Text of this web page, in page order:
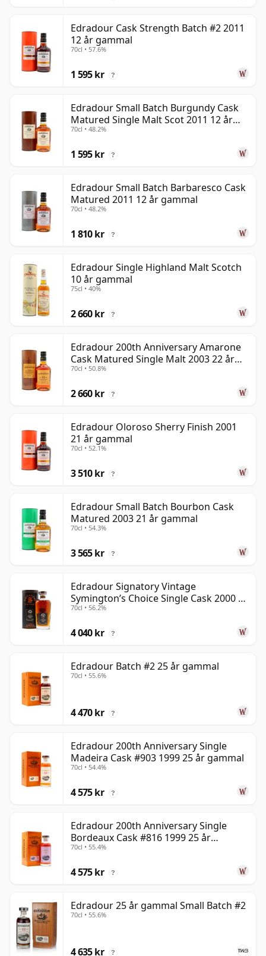
Edradour Cask Strength Batch #2 2011
12 år gammal
70cl • 57.6%
1 595 kr ?
Edradour Small Batch Burgundy Cask
Matured Single Malt Scot 2011 12 år
gammal
70cl • 48.2%
1 595 kr ?
Edradour Small Batch Barbaresco Cask
Matured 2011 12 år gammal
70cl • 48.2%
1 810 kr ?
Edradour Single Highland Malt Scotch
10 år gammal
75cl • 40%
2 660 kr ?
Edradour 200th Anniversary Amarone
Cask Matured Single Malt 2003 22 år
gammal
70cl • 50.8%
2 660 kr ?
Edradour Oloroso Sherry Finish 2001
21 år gammal
70cl • 52.1%
3 510 kr ?
Edradour Small Batch Bourbon Cask
Matured 2003 21 år gammal
70cl • 54.3%
3 565 kr ?
Edradour Signatory Vintage
Symington’s Choice Single Cask 2000 23
år gammal
70cl • 56.2%
4 040 kr ?
Edradour Batch #2 25 år gammal
70cl • 55.6%
4 470 kr ?
Edradour 200th Anniversary Single
Madeira Cask #903 1999 25 år gammal
70cl • 54.4%
4 575 kr ?
Edradour 200th Anniversary Single
Bordeaux Cask #816 1999 25 år
gammal
70cl • 55.4%
4 575 kr ?
Edradour 25 år gammal Small Batch #2
70cl • 55.6%
4 635 kr ?